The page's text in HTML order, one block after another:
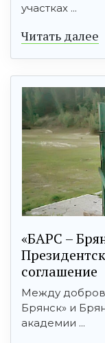
участках ...
Читать далее
«БАРС –
соглашение
Между
Брянск» и
академии ...